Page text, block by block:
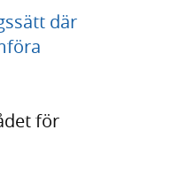
där
för